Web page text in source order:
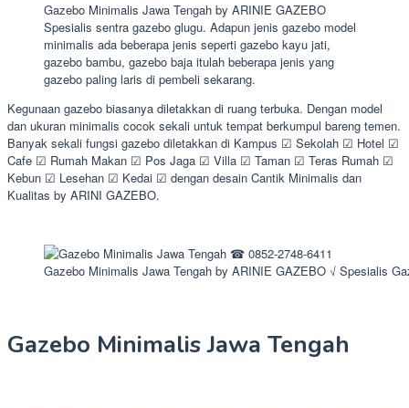
Gazebo Minimalis Jawa Tengah by ARINIE GAZEBO
Spesialis sentra gazebo glugu. Adapun jenis gazebo model
minimalis ada beberapa jenis seperti gazebo kayu jati,
gazebo bambu, gazebo baja itulah beberapa jenis yang
gazebo paling laris di pembeli sekarang.
Kegunaan gazebo biasanya diletakkan di ruang terbuka. Dengan model
dan ukuran minimalis cocok sekali untuk tempat berkumpul bareng temen.
Banyak sekali fungsi gazebo diletakkan di Kampus ☑ Sekolah ☑ Hotel ☑
Cafe ☑ Rumah Makan ☑ Pos Jaga ☑ Villa ☑ Taman ☑ Teras Rumah ☑
Kebun ☑ Lesehan ☑ Kedai ☑ dengan desain Cantik Minimalis dan
Kualitas by ARINI GAZEBO.
Gazebo Minimalis Jawa Tengah by ARINIE GAZEBO √ Spesialis
Gazebo Minimalis Jawa Tengah